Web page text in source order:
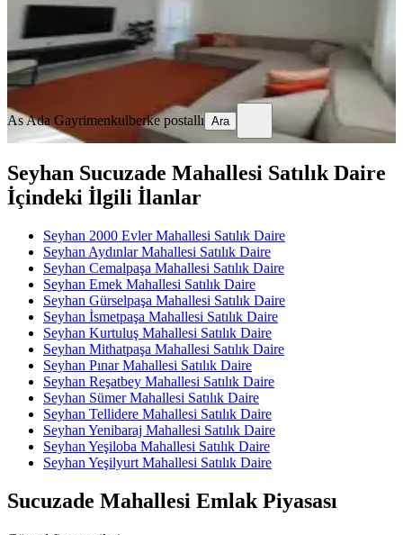
4.385.000 ₺
As Ada Gayrimenkulberke postallı
Ara
As Ada Gayrimenkulberke postallı Ara
Seyhan Sucuzade Mahallesi Satılık Daire
İçindeki İlgili İlanlar
Seyhan 2000 Evler Mahallesi Satılık Daire
Seyhan Aydınlar Mahallesi Satılık Daire
Seyhan Cemalpaşa Mahallesi Satılık Daire
Seyhan Emek Mahallesi Satılık Daire
Seyhan Gürselpaşa Mahallesi Satılık Daire
Seyhan İsmetpaşa Mahallesi Satılık Daire
Seyhan Kurtuluş Mahallesi Satılık Daire
Seyhan Mithatpaşa Mahallesi Satılık Daire
Seyhan Pınar Mahallesi Satılık Daire
Seyhan Reşatbey Mahallesi Satılık Daire
Seyhan Sümer Mahallesi Satılık Daire
Seyhan Tellidere Mahallesi Satılık Daire
Seyhan Yenibaraj Mahallesi Satılık Daire
Seyhan Yeşiloba Mahallesi Satılık Daire
Seyhan Yeşilyurt Mahallesi Satılık Daire
Sucuzade Mahallesi Emlak Piyasası